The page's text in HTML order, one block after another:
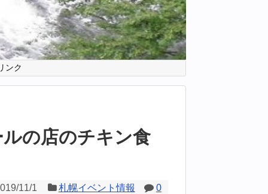
ンク
の店のチキン食
11/1 札幌イベント情報 0